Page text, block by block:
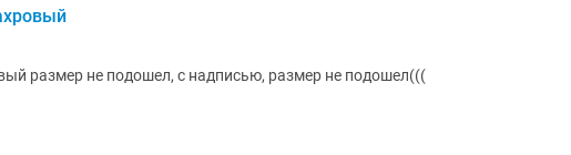
размер не подошел, с надписью, размер не подошел(((